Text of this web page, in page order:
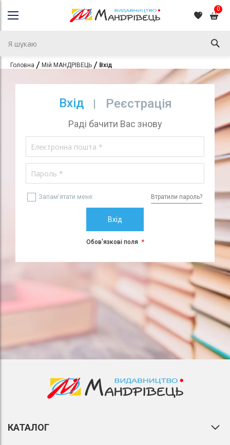
0
Головна Мій МАНДРІВЕЦЬ Вхід
Вхід Реєстрація
Раді бачити Вас знову
Запам'ятати мене Втратили пароль?
Вхід
Обов'язкові поля
КАТАЛОГ